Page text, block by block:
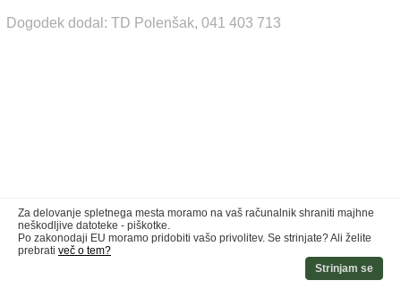
Dogodek dodal: TD Polenšak, 041 403 713
Za delovanje spletnega mesta moramo na vaš računalnik shraniti majhne
neškodljive datoteke - piškotke.
Po zakonodaji EU moramo pridobiti vašo privolitev. Se strinjate? Ali želite
prebrati več o tem?
Strinjam se